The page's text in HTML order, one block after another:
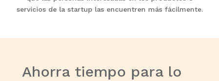
servicios de la startup las encuentren más fácilmente.
Ahorra tiempo para lo